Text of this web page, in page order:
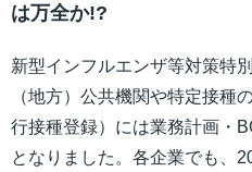
は万全か!?
新型インフルエンザ等対策特
（地方）公共機関や特定接種
行接種登録）には業務計画・
となりました。各企業でも、